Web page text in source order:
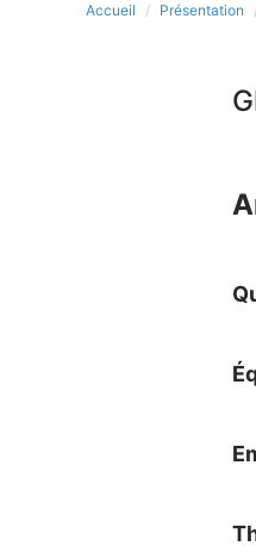
Accueil Présentation